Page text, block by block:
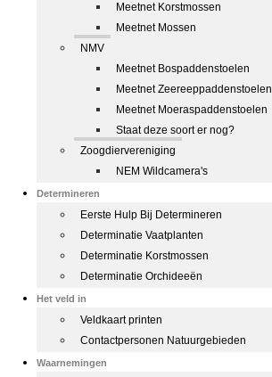
Meetnet Korstmossen
Meetnet Mossen
NMV
Meetnet Bospaddenstoelen
Meetnet Zeereeppaddenstoelen
Meetnet Moeraspaddenstoelen
Staat deze soort er nog?
Zoogdiervereniging
NEM Wildcamera's
Determineren
Eerste Hulp Bij Determineren
Determinatie Vaatplanten
Determinatie Korstmossen
Determinatie Orchideeën
Het veld in
Veldkaart printen
Contactpersonen Natuurgebieden
Waarnemingen